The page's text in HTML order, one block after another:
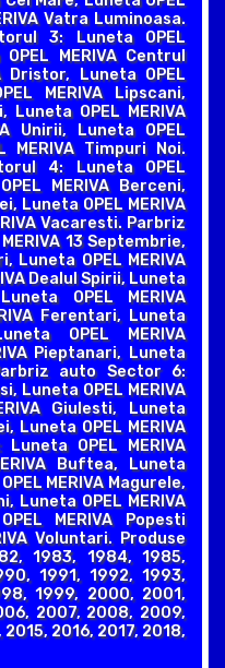
Vatra Luminoasa.
3: Luneta OPEL
MERIVA Centrul
Dristor, Luneta OPEL
MERIVA Lipscani,
Luneta OPEL MERIVA
Unirii, Luneta OPEL
MERIVA Timpuri Noi.
4: Luneta OPEL
MERIVA Berceni,
Luneta OPEL MERIVA
Vacaresti. Parbriz
13 Septembrie,
Luneta OPEL MERIVA
Dealul Spirii, Luneta
OPEL MERIVA
Ferentari, Luneta
OPEL MERIVA
Pieptanari, Luneta
auto Sector 6:
Luneta OPEL MERIVA
Giulesti, Luneta
Luneta OPEL MERIVA
OPEL MERIVA
Buftea, Luneta
MERIVA Magurele,
Luneta OPEL MERIVA
MERIVA Popesti
Voluntari. Produse
1983, 1984, 1985,
1991, 1992, 1993,
1999, 2000, 2001,
2007, 2008, 2009,
2016, 2017, 2018,